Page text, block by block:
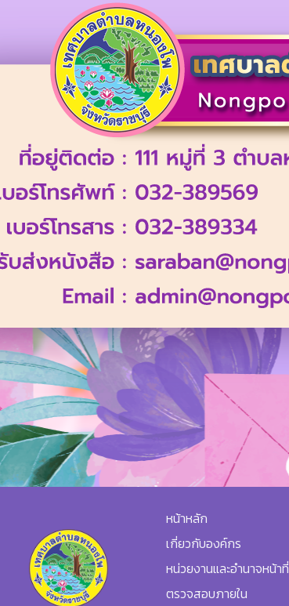
หน้าหลัก
เกี่ยวกับองค์กร
หน่วยงานและอำนาจหน้าที่
ตรวจสอบภายใน